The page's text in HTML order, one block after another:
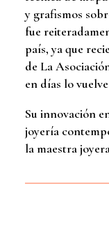
y grafismos
fue
país, ya que
de La
en días lo
Su innovación
joyería
la maestra